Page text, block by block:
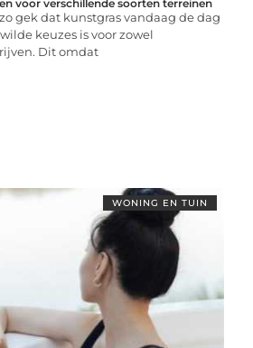
voor verschillende soorten terreinen
gek dat kunstgras vandaag de dag
keuzes is voor zowel
Dit omdat
WONING EN TUIN